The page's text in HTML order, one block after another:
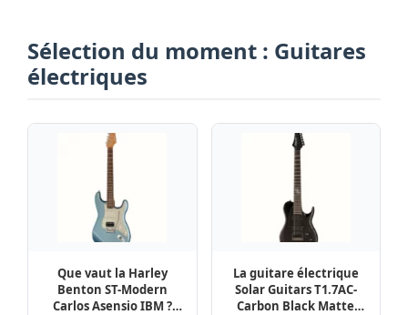
Sélection du moment : Guitares
électriques
Que vaut la Harley
Benton ST-Modern
Carlos Asensio IBM ?
La guitare électrique
Solar Guitars T1.7AC-
Carbon Black Matte